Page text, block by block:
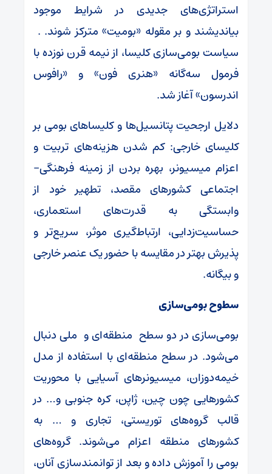
استراتژی‌های جدیدی در شرایط موجود
بیاندیشند و بر مقوله «بومیت» مترکز شوند. .
سیاست بومی‌سازی کلیسا، از نیمه قرن نوزده با
فرمول سه‌گانه «هنری فون» و «رافوس
اندرسون» آغاز شد.
دلایل ارجحیت پتانسیل‌ها و کلیساهای بومی بر
کلیسای خارجی: کم شدن هزینه‌های تربیت و
اعزام میسیونر، بهره بردن از زمینه فرهنگی-
اجتماعی کشورهای مقصد، تطهیر خود از
وابستگی به قدرت‌های استعماری،
حساسیت‌زدایی، ارتباط‌گیری موثر، سریع‌تر و
پذیرش بهتر در مقایسه با حضور یک عنصر خارجی
و بیگانه.
سطوح بومی‌سازی
بومی‌سازی در دو سطح منطقه‌ای و ملی دنبال
می‌شود. در سطح منطقه‌ای با استفاده از مدل
خیمه‌دوزان، میسیونرهای آسیایی با محوریت
کشورهایی چون چین، ژاپن، کره جنوبی و… در
قالب گروه‌های توریستی، تجاری و … به
کشورهای منطقه اعزام می‌شوند. گروه‌های
بومی را آموزش داده و بعد از توانمندسازی آنان،